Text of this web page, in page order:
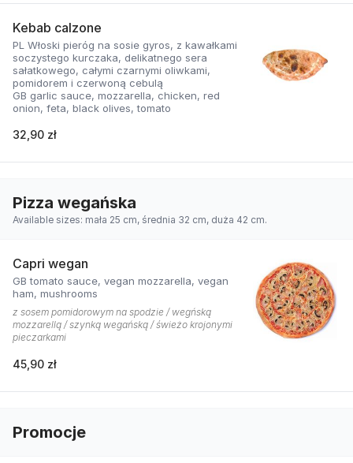
Kebab calzone
PL Włoski pieróg na sosie gyros, z kawałkami
soczystego kurczaka, delikatnego sera
sałatkowego, całymi czarnymi oliwkami,
pomidorem i czerwoną cebulą
GB garlic sauce, mozzarella, chicken, red
onion, feta, black olives, tomato
32,90 zł
Pizza wegańska
Available sizes: mała 25 cm, średnia 32 cm, duża 42 cm.
Capri wegan
GB tomato sauce, vegan mozzarella, vegan
ham, mushrooms
z sosem pomidorowym na spodzie / wegńską
mozzarellą / szynką wegańską / świeżo krojonymi
pieczarkami
45,90 zł
Promocje